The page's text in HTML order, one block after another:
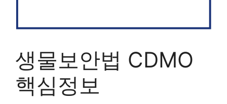
생물보안법 CDMO
핵심정보